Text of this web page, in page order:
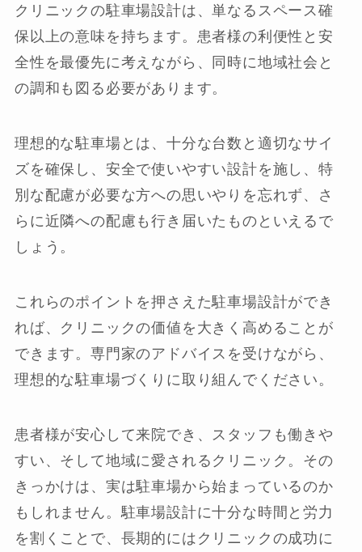
クリニックの駐車場設計は、単なるスペース確
保以上の意味を持ちます。患者様の利便性と安
全性を最優先に考えながら、同時に地域社会と
の調和も図る必要があります。
理想的な駐車場とは、十分な台数と適切なサイ
ズを確保し、安全で使いやすい設計を施し、特
別な配慮が必要な方への思いやりを忘れず、さ
らに近隣への配慮も行き届いたものといえるで
しょう。
これらのポイントを押さえた駐車場設計ができ
れば、クリニックの価値を大きく高めることが
できます。専門家のアドバイスを受けながら、
理想的な駐車場づくりに取り組んでください。
患者様が安心して来院でき、スタッフも働きや
すい、そして地域に愛されるクリニック。その
きっかけは、実は駐車場から始まっているのか
もしれません。駐車場設計に十分な時間と労力
を割くことで、長期的にはクリニックの成功に